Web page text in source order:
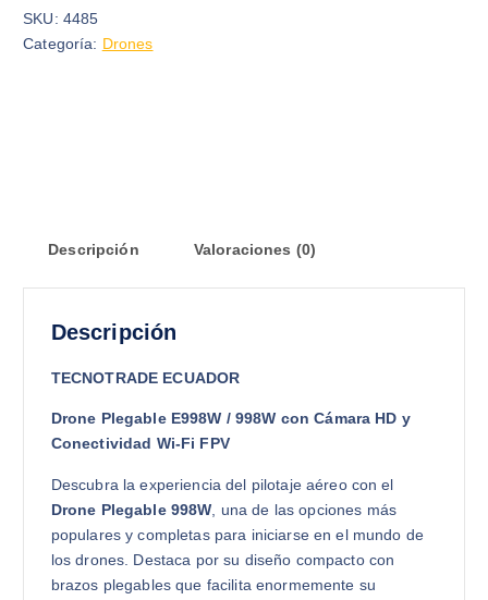
SKU: 4485
Categoría: Drones
Descripción Valoraciones (0)
Descripción
TECNOTRADE ECUADOR
Drone Plegable E998W / 998W con Cámara HD y
Conectividad Wi-Fi FPV
Descubra la experiencia del pilotaje aéreo con el
Drone Plegable 998W , una de las opciones más
populares y completas para iniciarse en el mundo de
los drones. Destaca por su diseño compacto con
brazos plegables que facilita enormemente su